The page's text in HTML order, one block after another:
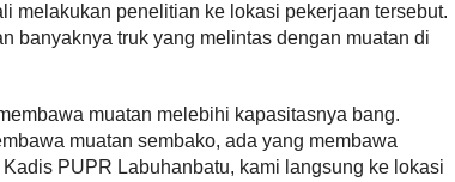
melakukan penelitian ke lokasi pekerjaan tersebut.
banyaknya truk yang melintas dengan muatan di
muatan melebihi kapasitasnya bang.
muatan sembako, ada yang membawa
PUPR Labuhanbatu, kami langsung ke lokasi